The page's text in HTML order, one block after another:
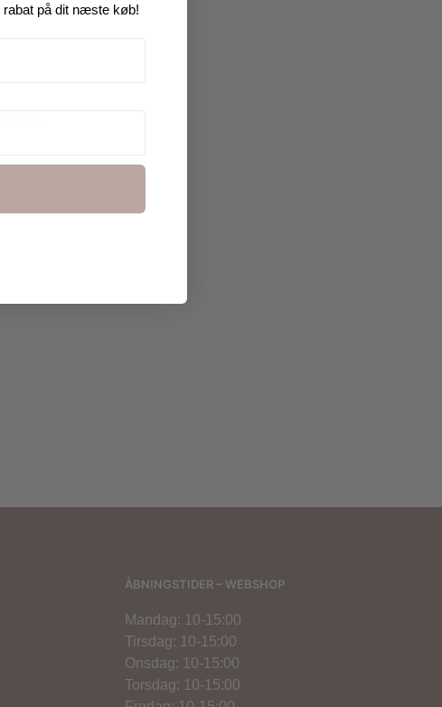
ÅBNINGSTIDER – WEBSHOP
Mandag: 10-15:00
Tirsdag: 10-15:00
Onsdag: 10-15:00
Torsdag: 10-15:00
rabat på dit næste køb!